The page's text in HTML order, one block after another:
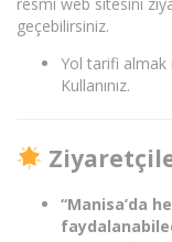
geçebilirsiniz.
Yol tarifi almak
Kullanınız.
“Manisa’da